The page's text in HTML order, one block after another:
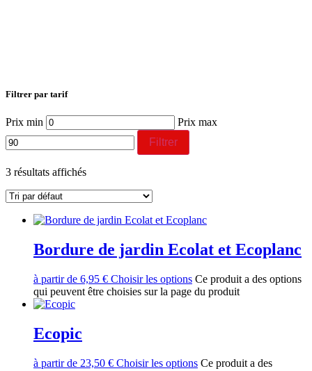
Filtrer par tarif
Prix min
Prix max
Filtrer
3 résultats affichés
Bordure de jardin Ecolat et Ecoplanc
à partir de 6,95 € Choisir les options Ce produit a des options
qui peuvent être choisies sur la page du produit
Ecopic
à partir de 23,50 € Choisir les options Ce produit a des